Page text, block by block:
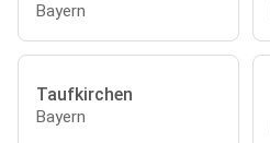
Bayern
Taufkirchen
Bayern